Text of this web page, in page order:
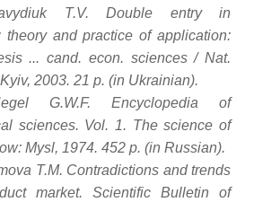
T.V. Double entry in
theory and practice of application:
... cand. econ. sciences / Nat.
2003. 21 p. (in Ukrainian).
G.W.F. Encyclopedia of
sciences. Vol. 1. The science of
Mysl, 1974. 452 p. (in Russian).
T.M. Contradictions and trends
market. Scientific Bulletin of